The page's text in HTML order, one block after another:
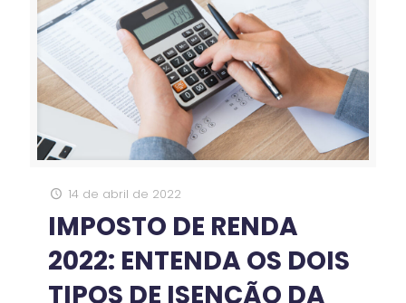
14 de abril de 2022
IMPOSTO DE RENDA
2022: ENTENDA OS DOIS
TIPOS DE ISENÇÃO DA